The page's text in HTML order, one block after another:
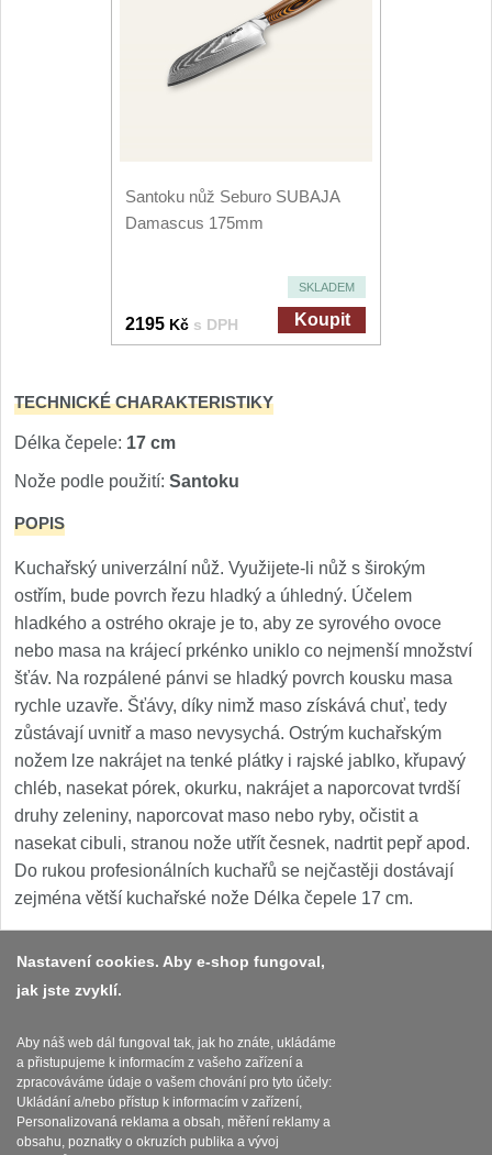
Santoku nůž Seburo SUBAJA
Damascus 175mm
SKLADEM
2195 Kč s DPH Koupit
TECHNICKÉ CHARAKTERISTIKY
Délka čepele: 17 cm
Nože podle použití: Santoku
POPIS
Kuchařský univerzální nůž. Využijete-li nůž s širokým
ostřím, bude povrch řezu hladký a úhledný. Účelem
hladkého a ostrého okraje je to, aby ze syrového ovoce
nebo masa na krájecí prkénko uniklo co nejmenší množství
šťáv. Na rozpálené pánvi se hladký povrch kousku masa
rychle uzavře. Šťávy, díky nimž maso získává chuť, tedy
zůstávají uvnitř a maso nevysychá. Ostrým kuchařským
nožem lze nakrájet na tenké plátky i rajské jablko, křupavý
chléb, nasekat pórek, okurku, nakrájet a naporcovat tvrdší
druhy zeleniny, naporcovat maso nebo ryby, očistit a
nasekat cibuli, stranou nože utřít česnek, nadrtit pepř apod.
Do rukou profesionálních kuchařů se nejčastěji dostávají
zejména větší kuchařské nože Délka čepele 17 cm.
Platba a dodávka
Obchodní podmínky
Zasady zpracovani osobnich udaju
Reklamační řád
Nastavení cookies. Aby e-shop fungoval,
jak jste zvyklí.
Aby náš web dál fungoval tak, jak ho znáte, ukládáme
a přistupujeme k informacím z vašeho zařízení a
zpracováváme údaje o vašem chování pro tyto účely:
Ukládání a/nebo přístup k informacím v zařízení,
Personalizovaná reklama a obsah, měření reklamy a
obsahu, poznatky o okruzích publika a vývoj